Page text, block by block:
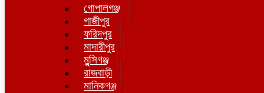
গোপালগঞ্জ
গাজীপুর
ফরিদপুর
মাদারীপুর
মুন্সিগঞ্জ
রাজবাড়ী
মানিকগঞ্জ